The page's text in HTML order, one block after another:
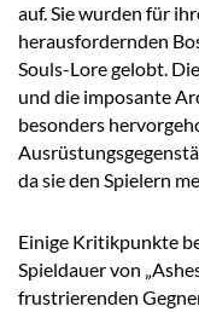
auf. Sie wurden für
herausfordernden
Souls-Lore gelobt.
und die imposante
besonders
da sie den Spielern
Einige Kritikpunkte
Spieldauer von
frustrierenden